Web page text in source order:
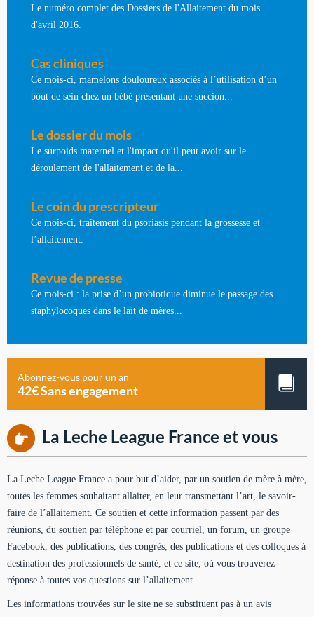
Le numéro complet des Dossiers de l'Allaitement du mois
d'avril 2016.
Cas cliniques
Ce mois-ci, mamelons douloureux associés à l’utilisation d’un
bout de sein chez un bébé présentant une succion...
Le dossier du mois
Le surpoids maternel et l'impact qu'il peut avoir sur le
déroulement de l'allaitement et de la...
Le coin du prescripteur
Ce mois-ci, traitement du psoriasis pendant la grossesse et
l’allaitement.
Revue de presse
Ce mois-ci : la prise d’un probiotique diminue le passage des
staphylocoques dans le lait de mères...
Abonnez-vous pour un an
42€ Sans engagement
La Leche League France et vous
La Leche League France a pour but d’aider, par un soutien de mère à mère,
toutes les femmes souhaitant allaiter, en leur transmettant l’art, le savoir-
faire de l’allaitement. Ce soutien et cette information passent par des
réunions, du soutien par téléphone et par courriel, un forum, un groupe
Facebook, des publications, des congrès, des publications et des colloques à
destination des professionnels de santé, et ce site, où vous trouverez
réponse à toutes vos questions sur l’allaitement.
Les informations trouvées sur le site ne se substituent pas à un avis